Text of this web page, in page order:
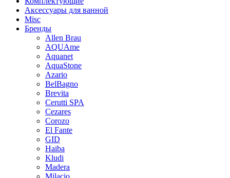
Аксессуары для ванной
Misc
Бренды
Allen Brau
AQUAme
Aquanet
AquaStone
Azario
BelBagno
Brevita
Cerutti SPA
Cezares
Corozo
El Fante
GID
Haiba
Kludi
Madera
Milacio